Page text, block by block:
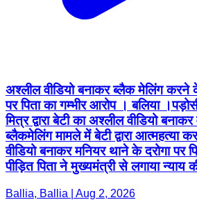
अश्लील वीडियो बनाकर ब्लैक मेलिंग करने
पर पिता का गम्भीर आरोप । बलिया
मित्र द्वारा बेटी का अश्लील वीडियो
ब्लैकमेलिंग मामले में बेटी द्वारा आत्महत्या
वीडियो बनाकर मनियर थाने के दरोगा पर
पीड़ित पिता ने मुख्यमंत्री से लगाया न्याय
Ballia, Ballia | Aug 2, 2026